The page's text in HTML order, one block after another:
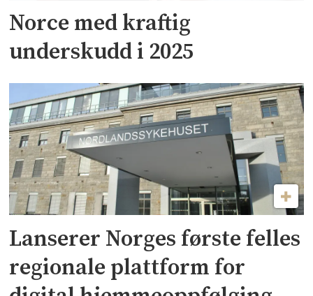
Norce med kraftig
underskudd i 2025
Lanserer Norges første felles
regionale plattform for